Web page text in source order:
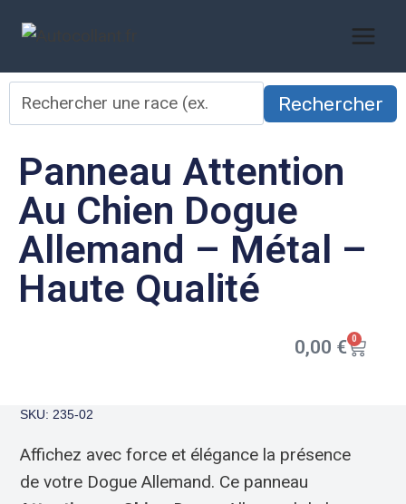
Rechercher
Panneau Attention
Au Chien Dogue
Allemand – Métal –
Haute Qualité
0,00 € 0
SKU: 235-02
Affichez avec force et élégance la présence
de votre Dogue Allemand. Ce panneau